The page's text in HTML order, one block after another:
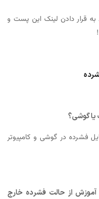
قرار دادن لینک این پست و
یا گوشی؟
فشرده در گوشی و کامپیوتر
آموزش از حالت فشرده خارج